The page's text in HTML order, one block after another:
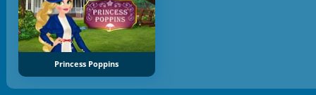
Princess Poppins